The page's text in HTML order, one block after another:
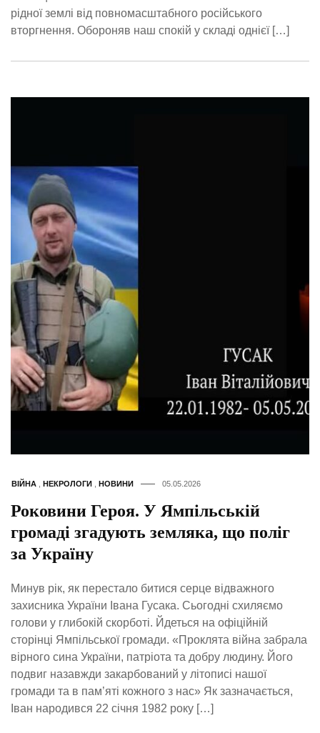
рідної землі від повномасштабного російського
вторгнення. Обороняв наш спокій у складі однієї […]
ВІЙНА НЕКРОЛОГИ НОВИНИ 05.05.2026
Роковини Героя. У Ямпільській
громаді згадують земляка, що поліг
за Україну
Минув рік, як перестало битися серце відважного
захисника України Івана Гусака. Сьогодні схиляємо
голови у глибокій скорботі. Йдеться на офіційній
сторінці Ямпільської громади. «Проклята війна забрала
вірного сина України, патріота та добру людину. Його
подвиг назавжди закарбований у літописі нашої
громади та в пам’яті кожного з нас» Як зазначається,
Іван народився 22 січня 1982 року […]